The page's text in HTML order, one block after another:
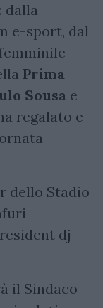
dalla
e-sport, dal
Prima
Sousa e
regalato e
dello Stadio
dj
il Sindaco